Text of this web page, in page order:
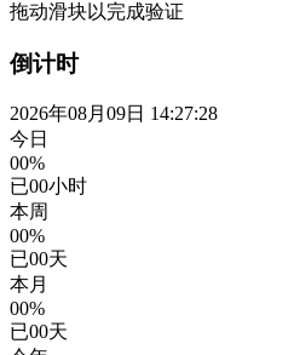
拖动滑块以完成验证
倒计时
2026年08月09日 14:27:29
今日
00%
已00小时
本周
00%
已00天
本月
00%
已00天